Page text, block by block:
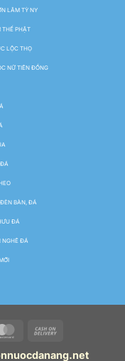
LÂM TỲ NY
THẾ PHẬT
LỘC THỌ
NỮ TIÊN ĐỒNG
BÀN, ĐÁ
ĐÁ
NGHÊ ĐÁ